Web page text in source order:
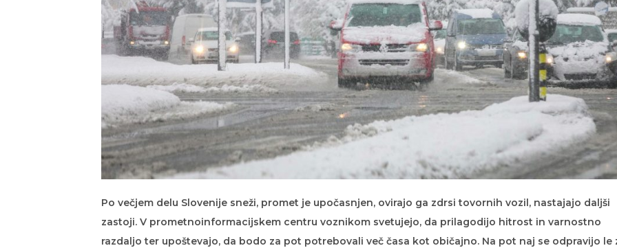
Po večjem delu Slovenije sneži, promet je upočasnjen, ovirajo ga zdrsi tovornih vozil, nastajajo daljši
zastoji. V prometnoinformacijskem centru voznikom svetujejo, da prilagodijo hitrost in varnostno
razdaljo ter upoštevajo, da bodo za pot potrebovali več časa kot običajno. Na pot naj se odpravijo le